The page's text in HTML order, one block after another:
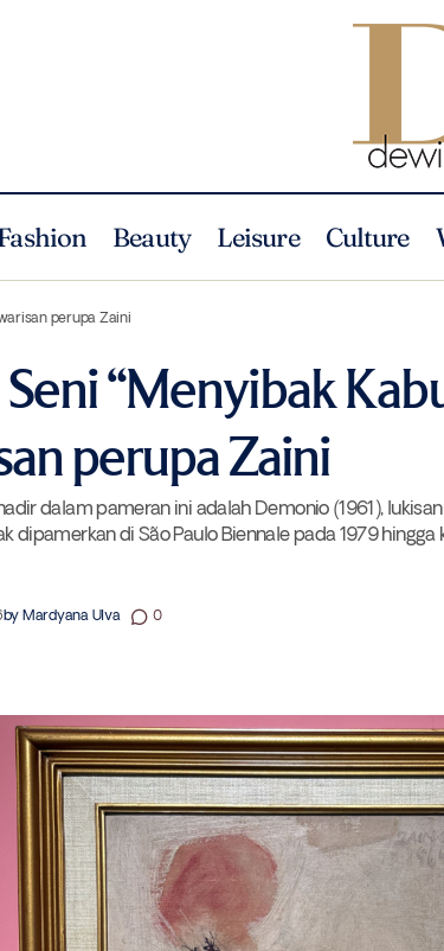
Beauty Leisure Culture
perupa Zaini
“Menyibak
perupa Zaini
dalam pameran ini adalah Demonio (1961),
dipamerkan di São Paulo Biennale pada 1979
by Mardyana Ulva 0